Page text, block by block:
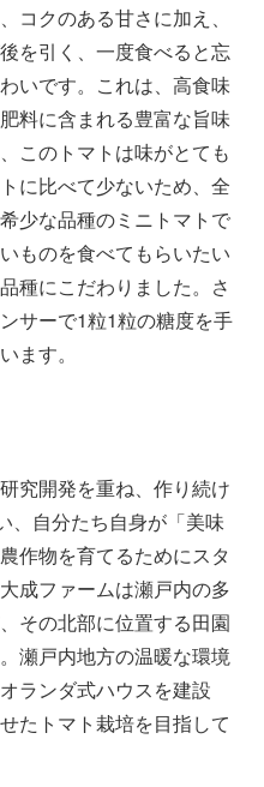
コクのある甘さに加え、
を引く、一度食べると忘
いです。これは、高食味
料に含まれる豊富な旨味
このトマトは味がとても
に比べて少ないため、全
少な品種のミニトマトで
ものを食べてもらいたい
種にこだわりました。さ
サーで1粒1粒の糖度を手
ます。
究開発を重ね、作り続け
、自分たち自身が「美味
作物を育てるためにスタ
成ファームは瀬戸内の多
その北部に位置する田園
瀬戸内地方の温暖な環境
ランダ式ハウスを建設
たトマト栽培を目指して